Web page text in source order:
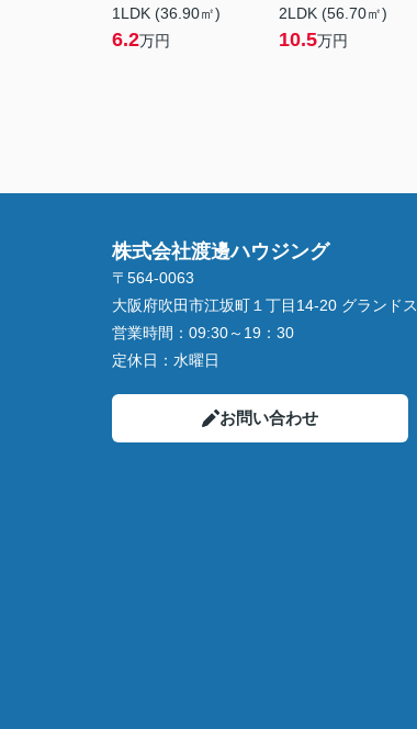
1LDK (36.90㎡)
6.2万円
2LDK (56.70㎡)
10.5万円
株式会社渡邊ハウジング
〒564-0063
大阪府吹田市江坂町１丁目14‐20 グランド
営業時間： 09:30～19：30
定休日： 水曜日
お問い合わせ